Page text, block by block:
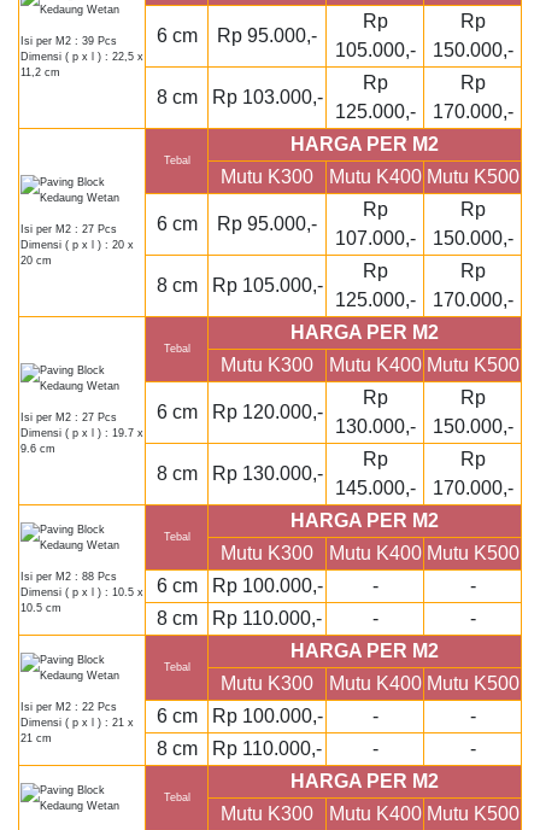
Isi per M2 : 39 Pcs
Dimensi ( p x l ) : 22,5 x
11,2 cm
6 cm Rp 95.000,-
Rp
105.000,-
Rp
150.000,-
8 cm Rp 103.000,-
Rp
125.000,-
Rp
170.000,-
Isi per M2 : 27 Pcs
Dimensi ( p x l ) : 20 x
20 cm
Tebal
HARGA PER M2
Mutu K300
Mutu K400 Mutu K500
6 cm Rp 95.000,-
Rp
107.000,-
Rp
150.000,-
8 cm Rp 105.000,-
Rp
125.000,-
Rp
170.000,-
Isi per M2 : 27 Pcs
Dimensi ( p x l ) : 19.7 x
9.6 cm
Tebal
HARGA PER M2
Mutu K300
Mutu K400 Mutu K500
6 cm Rp 120.000,-
Rp
130.000,-
Rp
150.000,-
8 cm Rp 130.000,-
Rp
145.000,-
Rp
170.000,-
Isi per M2 : 88 Pcs
Dimensi ( p x l ) : 10.5 x
10.5 cm
Tebal
HARGA PER M2
Mutu K300
Mutu K400 Mutu K500
6 cm
Rp 100.000,- -
-
8 cm
Rp 110.000,- - -
Isi per M2 : 22 Pcs
Dimensi ( p x l ) : 21 x
21 cm
Tebal
HARGA PER M2
Mutu K300
Mutu K400 Mutu K500
6 cm
Rp 100.000,- -
-
8 cm
Rp 110.000,- - -
Tebal
HARGA PER M2
Mutu K300
Mutu K400 Mutu K500